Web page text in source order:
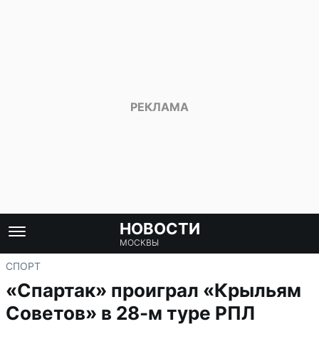
НОВОСТИ
МОСКВЫ
СПОРТ
«Спартак» проиграл «Крыльям
Советов» в 28-м туре РПЛ